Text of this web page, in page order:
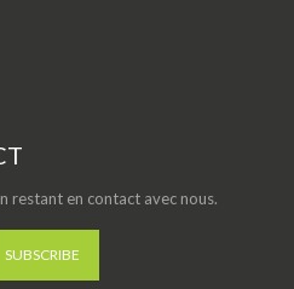
restant en contact avec nous.